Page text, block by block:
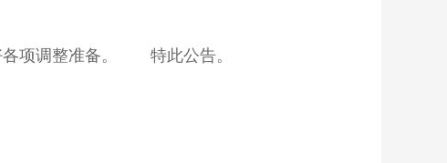
调整准备。　　特此公告。